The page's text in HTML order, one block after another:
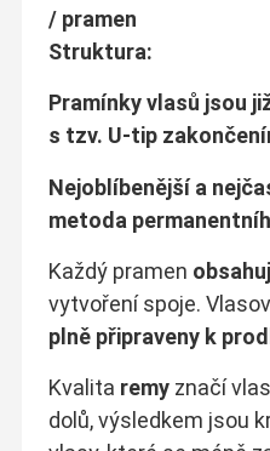
/ pramen
Struktura:
Pramínky vlasů jsou
s tzv. U-tip
Nejoblíbenější a
metoda
Každý pramen
vytvoření spoje.
plně připraveny k
Kvalita remyznačí
dolů, výsledkem jsou